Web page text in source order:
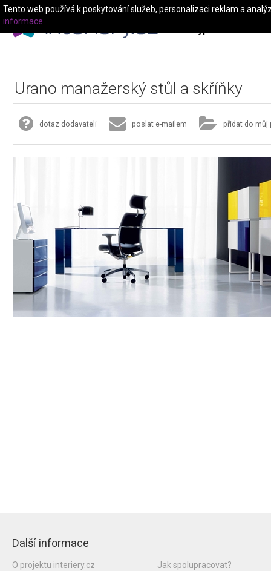
Typ místnosti
Urano manažerský stůl a skříňky
dotaz dodavateli poslat e-mailem přidat do můj
Další informace
O projektu interiery.cz
Jak spolupracovat?
Tento web používá k poskytování služeb, personalizaci reklam a
informace